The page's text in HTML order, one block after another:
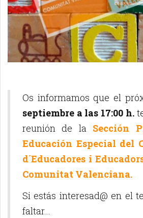
Os informamos que el
septiembre a las 17:00 h.
reunión de la Sección
Educación Especial del
d´Educadores i
Comunitat Valenciana.
Si estás interesad@ en el
faltar...